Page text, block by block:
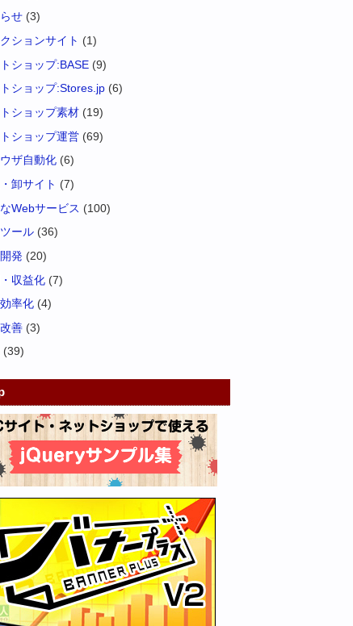
せ (3)
ションサイト (1)
ショップ:BASE (9)
ショップ:Stores.jp (6)
ショップ素材 (19)
ショップ運営 (69)
ザ自動化 (6)
卸サイト (7)
Webサービス (100)
ール (36)
発 (20)
収益化 (7)
率化 (4)
善 (3)
(39)